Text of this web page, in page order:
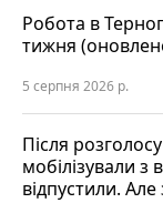
Робота в
тижня
5 серпня 2026 р.
Після
мобілізували з
відпустили.